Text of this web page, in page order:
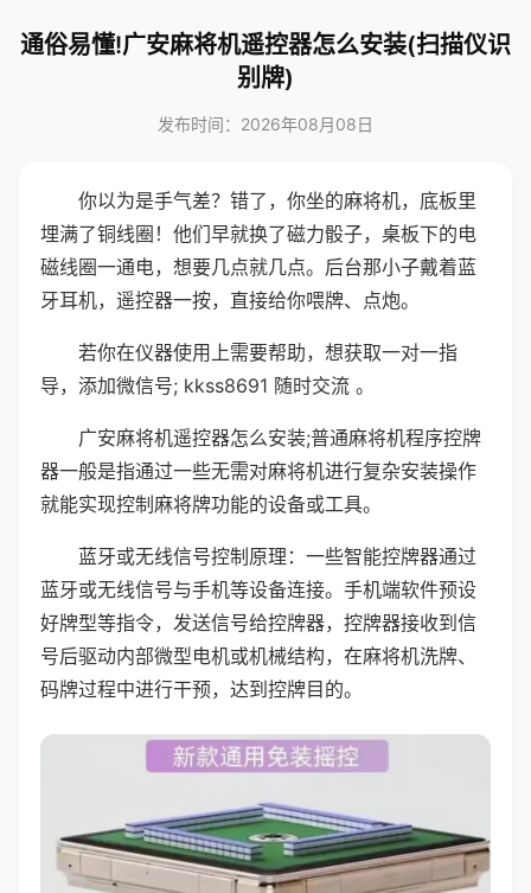
通俗易懂!广安麻将机遥控器怎么安装(扫描仪识
别牌)
发布时间：2026年08月08日
你以为是手气差？错了，你坐的麻将机，底板里
埋满了铜线圈！他们早就换了磁力骰子，桌板下的电
磁线圈一通电，想要几点就几点。后台那小子戴着蓝
牙耳机，遥控器一按，直接给你喂牌、点炮。
若你在仪器使用上需要帮助，想获取一对一指
导，添加微信号; kkss8691 随时交流 。
广安麻将机遥控器怎么安装;普通麻将机程序控牌
器一般是指通过一些无需对麻将机进行复杂安装操作
就能实现控制麻将牌功能的设备或工具。
蓝牙或无线信号控制原理：一些智能控牌器通过
蓝牙或无线信号与手机等设备连接。手机端软件预设
好牌型等指令，发送信号给控牌器，控牌器接收到信
号后驱动内部微型电机或机械结构，在麻将机洗牌、
码牌过程中进行干预，达到控牌目的。